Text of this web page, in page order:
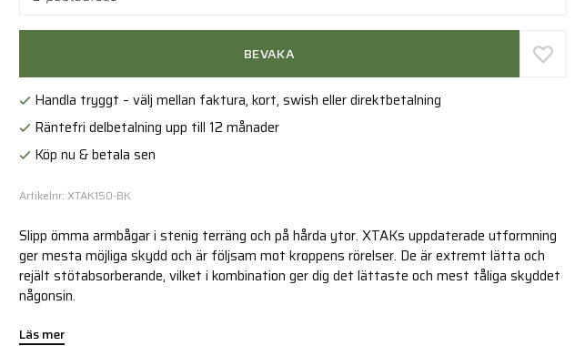
BEVAKA
Handla tryggt – välj mellan faktura, kort, swish eller direktbetalning
Räntefri delbetalning upp till 12 månader
Köp nu & betala sen
Artikelnr: XTAK150-BK
Slipp ömma armbågar i stenig terräng och på hårda ytor. XTAKs uppdaterade utformning
ger mesta möjliga skydd och är följsam mot kroppens rörelser. De är extremt lätta och
rejält stötabsorberande, vilket i kombination ger dig det lättaste och mest tåliga skyddet
någonsin.
Läs mer